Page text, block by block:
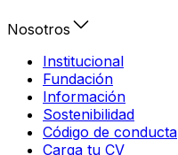
Nosotros
Institucional
Fundación
Información
Sostenibilidad
Código de conducta
Carga tu CV